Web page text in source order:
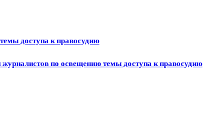
доступа к правосудию
журналистов по освещению темы доступа к правосудию